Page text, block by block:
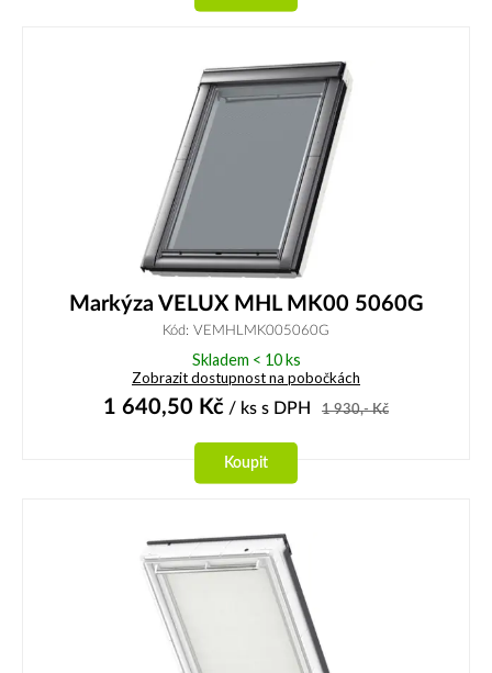
Markýza VELUX MHL MK00 5060G
Kód: VEMHLMK005060G
Skladem < 10 ks
Zobrazit dostupnost na pobočkách
1 640,50 Kč / ks s DPH 1 930,-Kč
Koupit